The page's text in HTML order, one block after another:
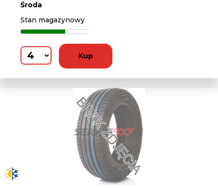
Środa
Stan magazynowy
Kup